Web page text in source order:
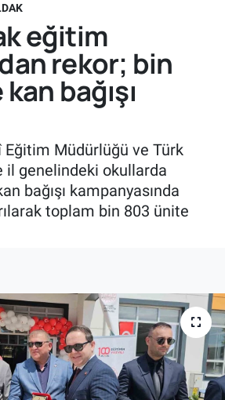
eğitim
rekor; bin
bağışı
Müdürlüğü ve Türk
il genelindeki okullarda
bağışı kampanyasında
toplam bin 803 ünite
Durumu ve Fikstür